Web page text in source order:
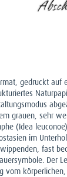
gedruckt auf
grauen, sehr
(Idea
im
fast
Der
vom